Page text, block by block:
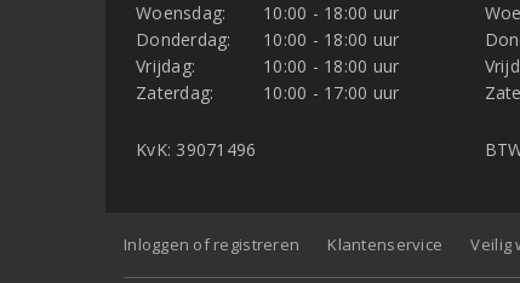
Woensdag:
10:00 - 18:00 uur
Donderdag:
10:00 - 18:00 uur
Vrijdag:
10:00 - 18:00 uur
Zaterdag:
10:00 - 17:00 uur
KvK: 39071496
Inloggen of registreren Klantenservice Veilig